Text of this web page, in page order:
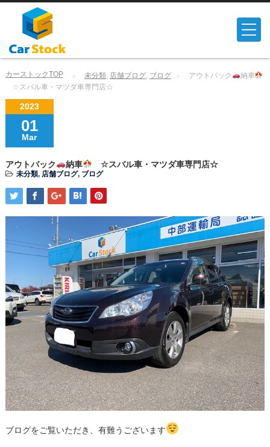
カーストックTOP 未分類, 店舗ブログ, ブログ アウトバック
納車
☆スバル車・マツダ車専門店☆
2023
01
Mar
アウトバック 納車 ☆スバル車・マツダ車専門店☆
未分類, 店舗ブログ, ブログ
ブログをご覧いただき、有難うございます